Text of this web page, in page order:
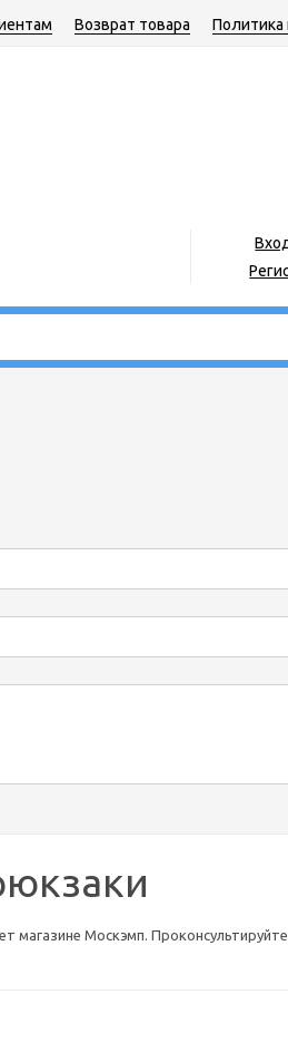
Возврат товара
магазине Москэмп.